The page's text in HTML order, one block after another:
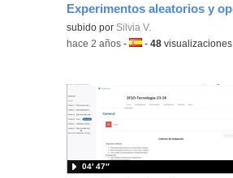
Contenido educativo.
subido por Silvia V.
-hace 2 años -Idioma:
-48 visualizaciones
04′ 47″